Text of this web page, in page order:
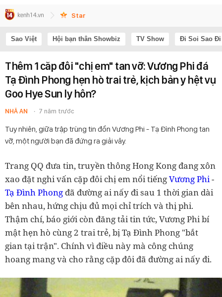
Star
Sao Việt Hội bạn thân Showbiz TV Show Đi Soi Sao Đi
Thêm 1 căp đôi "chị em" tan vỡ: Vương Phi đá
Tạ Đình Phong hẹn hò trai trẻ, kịch bản y hệt vụ
Goo Hye Sun ly hôn?
NHÃ AN 7 năm trước
Tuy nhiên, giữa trập trùng tin đồn Vương Phi - Tạ Đình Phong tan
vỡ, một người bạn đã đứng ra giải vây.
Trang QQ đưa tin, truyền thông Hong Kong đang xôn
xao đặt nghi vấn cặp đôi chị em nổi tiếngVương Phi-
Tạ Đình Phong đã đường ai nấy đi sau 1 thời gian dài
bên nhau, hứng chịu đủ mọi chỉ trích và thị phi.
Thậm chí, báo giới còn đăng tải tin tức, Vương Phi bí
mật hẹn hò cùng 2 trai trẻ, bị Tạ Đình Phong "bắt
gian tại trận". Chính vì điều này mà công chúng
hoang mang và cho rằng cặp đôi đã đường ai nấy đi.